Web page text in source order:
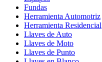
Fundas
Herramienta Automotriz
Herramienta Residencial
Llaves de Auto
Llaves de Moto
Llaves de Punto